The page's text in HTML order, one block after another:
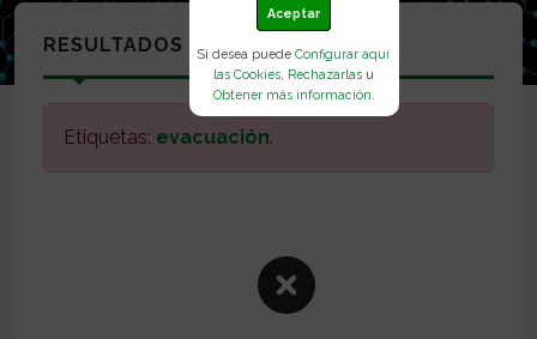
Aceptar
Si desea puedeConfigurar aquí
las Cookies Rechazarlas u
Obtener más información
RESULTADOS
Etiquetas: evacuación.